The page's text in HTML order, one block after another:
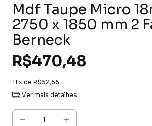
Mdf Taupe Micro
2750 x 1850 mm 2
Berneck
R$470,48
11 x de R$52,56
Ver mais detalhes